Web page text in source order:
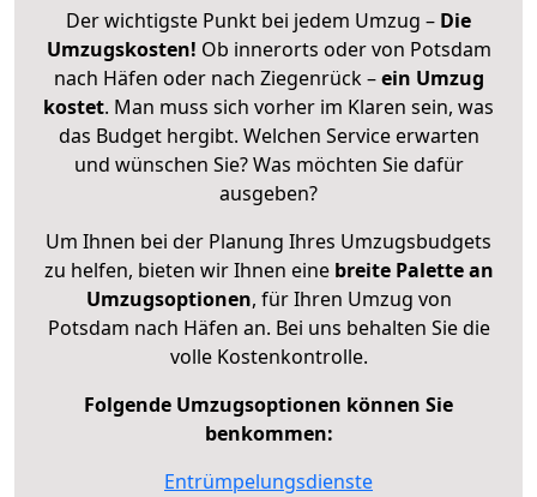
Der wichtigste Punkt bei jedem Umzug – Die
Umzugskosten! Ob innerorts oder von Potsdam
nach Häfen oder nach Ziegenrück –ein Umzug
kostet. Man muss sich vorher im Klaren sein, was
das Budget hergibt. Welchen Service erwarten
und wünschen Sie? Was möchten Sie dafür
ausgeben?
Um Ihnen bei der Planung Ihres Umzugsbudgets
zu helfen, bieten wir Ihnen eine breite Palette an
Umzugsoptionen, für Ihren Umzug von
Potsdam nach Häfen an. Bei uns behalten Sie die
volle Kostenkontrolle.
Folgende Umzugsoptionen können Sie
benkommen:
Entrümpelungsdienste